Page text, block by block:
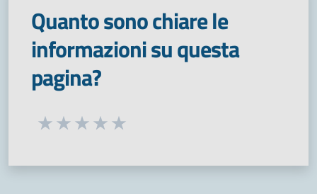
Quanto sono chiare le
informazioni su questa
pagina?
Seleziona una valutazione da 1 a 5 stelle